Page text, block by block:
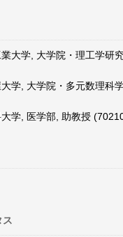
大学, 大学院・理工学研
学, 大学院・多元数理科
学, 医学部, 助教授
ス